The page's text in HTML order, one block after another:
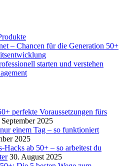
– Chancen für die Generation 50+
starten und verstehen
perfekte Voraussetzungen fürs
September 2025
einem Tag – so funktioniert
2025
Hacks ab 50+ – so arbeitest du
30. August 2025